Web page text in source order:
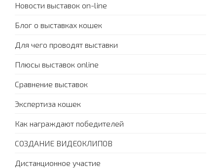
Новости выставок on-line
Блог о выставках кошек
Для чего проводят выставки
Плюсы выставок online
Сравнение выставок
Экспертиза кошек
Как награждают победителей
СОЗДАНИЕ ВИДЕОКЛИПОВ
Дистанционное участие